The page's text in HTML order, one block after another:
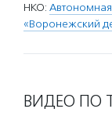
НКО:
«Воронежский
ВИДЕО ПО